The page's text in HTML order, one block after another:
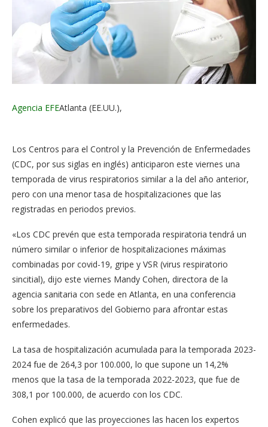
Agencia EFEAtlanta (EE.UU.),
Los Centros para el Control y la Prevención de Enfermedades
(CDC, por sus siglas en inglés) anticiparon este viernes una
temporada de virus respiratorios similar a la del año anterior,
pero con una menor tasa de hospitalizaciones que las
registradas en periodos previos.
«Los CDC prevén que esta temporada respiratoria tendrá un
número similar o inferior de hospitalizaciones máximas
combinadas por covid-19, gripe y VSR (virus respiratorio
sincitial), dijo este viernes Mandy Cohen, directora de la
agencia sanitaria con sede en Atlanta, en una conferencia
sobre los preparativos del Gobierno para afrontar estas
enfermedades.
La tasa de hospitalización acumulada para la temporada 2023-
2024 fue de 264,3 por 100.000, lo que supone un 14,2%
menos que la tasa de la temporada 2022-2023, que fue de
308,1 por 100.000, de acuerdo con los CDC.
Cohen explicó que las proyecciones las hacen los expertos